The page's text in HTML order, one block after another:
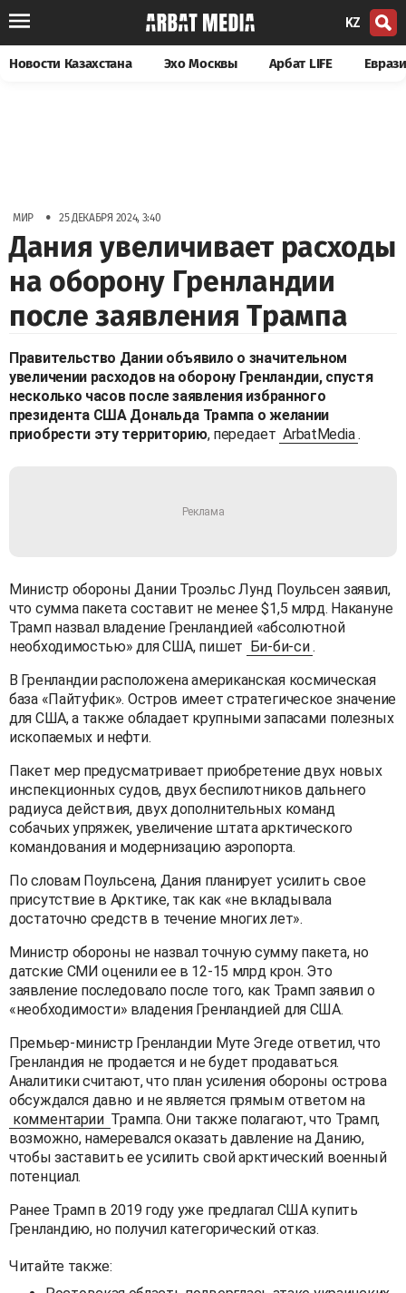
KZ
Новости Казахстана Эхо Москвы Арбат LIFE
МИР • 25 ДЕКАБРЯ 2024, 3:40
Дания увеличивает расходы
на оборону Гренландии
после заявления Трампа
Правительство Дании объявило о значительном
увеличении расходов на оборону Гренландии, спустя
несколько часов после заявления избранного
президента США Дональда Трампа о желании
приобрести эту территорию, передает ArbatMedia .
Министр обороны Дании Троэльс Лунд Поульсен заявил,
что сумма пакета составит не менее $1,5 млрд. Накануне
Трамп назвал владение Гренландией «абсолютной
необходимостью» для США, пишет Би-би-си .
В Гренландии расположена американская космическая
база «Пайтуфик». Остров имеет стратегическое значение
для США, а также обладает крупными запасами полезных
ископаемых и нефти.
Пакет мер предусматривает приобретение двух новых
инспекционных судов, двух беспилотников дальнего
радиуса действия, двух дополнительных команд
собачьих упряжек, увеличение штата арктического
командования и модернизацию аэропорта.
По словам Поульсена, Дания планирует усилить свое
присутствие в Арктике, так как «не вкладывала
достаточно средств в течение многих лет».
Министр обороны не назвал точную сумму пакета, но
датские СМИ оценили ее в 12-15 млрд крон. Это
заявление последовало после того, как Трамп заявил о
«необходимости» владения Гренландией для США.
Премьер-министр Гренландии Муте Эгеде ответил, что
Гренландия не продается и не будет продаваться.
Аналитики считают, что план усиления обороны острова
обсуждался давно и не является прямым ответом на
комментарии Трампа. Они также полагают, что Трамп,
возможно, намеревался оказать давление на Данию,
чтобы заставить ее усилить свой арктический военный
потенциал.
Ранее Трамп в 2019 году уже предлагал США купить
Гренландию, но получил категорический отказ.
Читайте также: